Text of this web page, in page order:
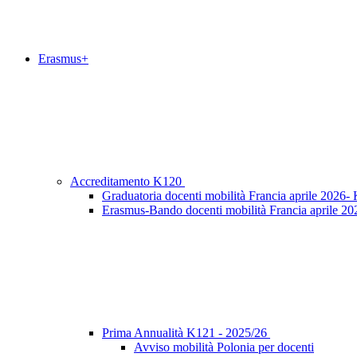
Erasmus+
Accreditamento K120
Graduatoria docenti mobilità Francia aprile 2026-
Erasmus-Bando docenti mobilità Francia aprile
Prima Annualità K121 - 2025/26
Avviso mobilità Polonia per docenti